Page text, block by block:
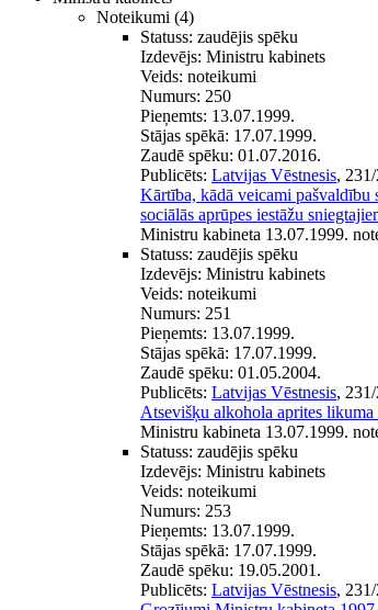
Noteikumi (4)
Statuss: zaudējis spēku
Izdevējs: Ministru kabinets
Veids: noteikumi
Numurs: 250
Pieņemts: 13.07.1999.
Stājas spēkā: 17.07.1999.
Zaudē spēku: 01.07.2016.
Publicēts: Latvijas Vēstnesis,
Kārtība, kādā veicami pašvaldību
sociālās aprūpes iestāžu
Ministru kabineta 13.07.1999.
Statuss: zaudējis spēku
Izdevējs: Ministru kabinets
Veids: noteikumi
Numurs: 251
Pieņemts: 13.07.1999.
Stājas spēkā: 17.07.1999.
Zaudē spēku: 01.05.2004.
Publicēts: Latvijas Vēstnesis,
Atsevišķu alkohola aprites likuma
Ministru kabineta 13.07.1999.
Statuss: zaudējis spēku
Izdevējs: Ministru kabinets
Veids: noteikumi
Numurs: 253
Pieņemts: 13.07.1999.
Stājas spēkā: 17.07.1999.
Zaudē spēku: 19.05.2001.
Publicēts: Latvijas Vēstnesis,